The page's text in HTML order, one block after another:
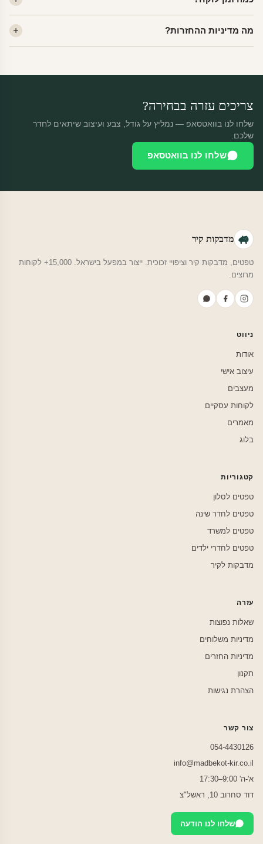
הצבעים זמינים ללא תוספת מחיר.
14:00 — יצאו באותו יום.
מה מדיניות ההחזרות?
צריכים עזרה בבחירה?
שלחו לנו בוואטסאפ — נמליץ על גודל, צבע ועיצוב שיתאים לחדר
שלכם.
שלחו לנו בוואטסאפ
מדבקות קיר
טפטים, מדבקות קיר וציפויי זכוכית. ייצור במפעל בישראל. 15,000+ לקוחות
מרוצים.
ניווט
אודות
עיצוב אישי
מעצבים
לקוחות עסקיים
מאמרים
בלוג
קטגוריות
טפטים לסלון
טפטים לחדר שינה
טפטים למשרד
טפטים לחדרי ילדים
מדבקות לקיר
עזרה
שאלות נפוצות
מדיניות משלוחים
מדיניות החזרים
תקנון
הצהרת נגישות
צור קשר
054-4430126
info@madbekot-kir.co.il
א'-ה' 9:00–17:30
דוד סחרוב 10, ראשל"צ
שלחו לנו הודעה